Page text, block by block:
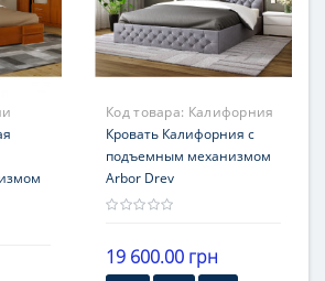
Код товара: Калифорния
Кровать Калифорния с
подъемным механизмом
Arbor Drev
19 600.00 грн